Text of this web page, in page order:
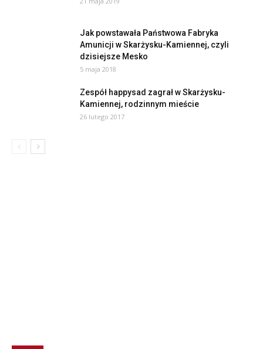
Jak powstawała Państwowa Fabryka
Amunicji w Skarżysku-Kamiennej, czyli
dzisiejsze Mesko
5 maja 2018
Zespół happysad zagrał w Skarżysku-
Kamiennej, rodzinnym mieście
26 lutego 2017